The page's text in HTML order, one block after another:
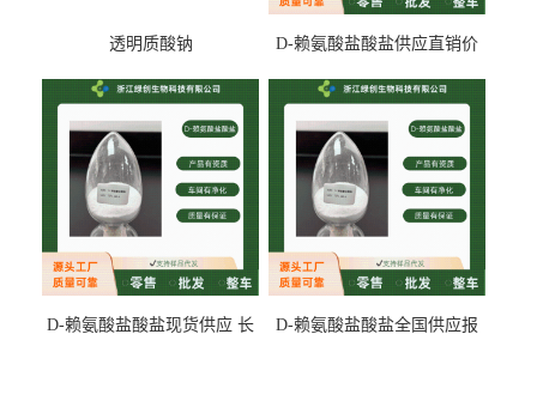
透明质酸钠
D-赖氨酸盐酸盐供应直销价
D-赖氨酸盐酸盐现货供应 长
D-赖氨酸盐酸盐全国供应报